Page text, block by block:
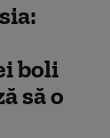
boli
să o